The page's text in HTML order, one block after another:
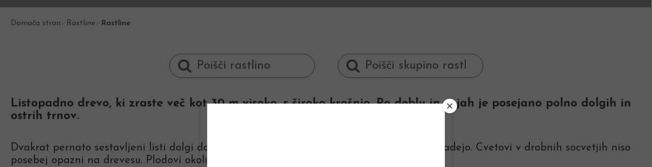
Domača stran Rastline Rastline
Listopadno drevo, ki zraste več kot 30 m visoko, s široko krošnjo. Po deblu in vejah je posejano polno dolgih in
ostrih trnov.
Dvakrat pernato sestavljeni listi dolgi do 20 cm se jeseni rumeno obarvajo in zgodaj odpadejo. Cvetovi v drobnih socvetjih niso
posebej opazni na drevesu. Plodovi okoli 45 cm dolgi stroki rahlo rdečkasto obarvani.